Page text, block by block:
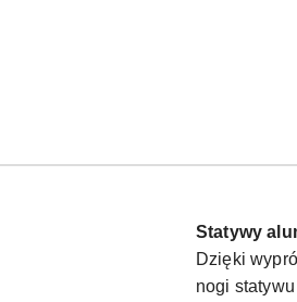
Statywy
Dzięki
nogi